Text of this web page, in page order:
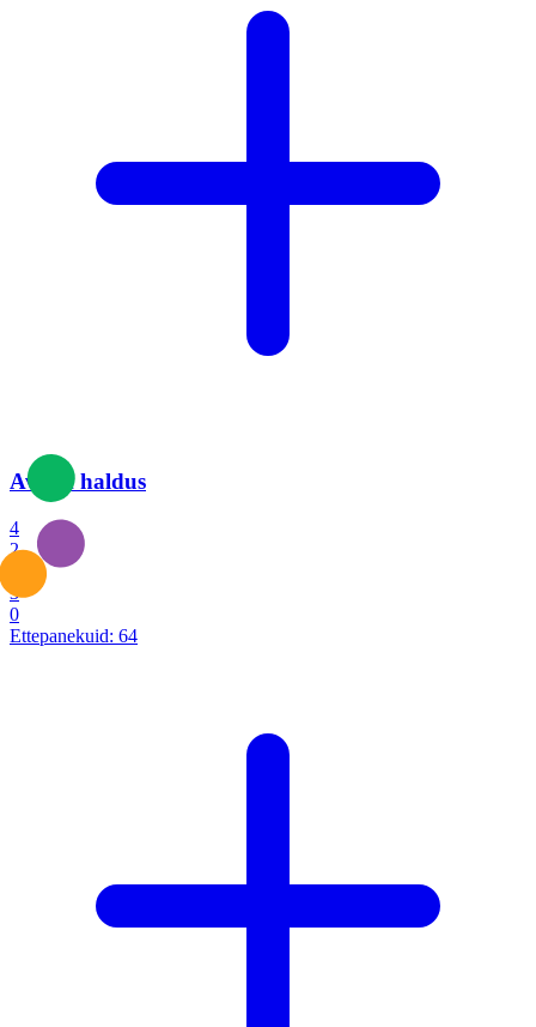
Avalik haldus
4
2
3
0
Ettepanekuid: 64